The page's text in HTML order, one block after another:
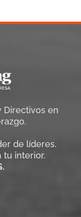
Directivos en
de líderes.
tu interior.